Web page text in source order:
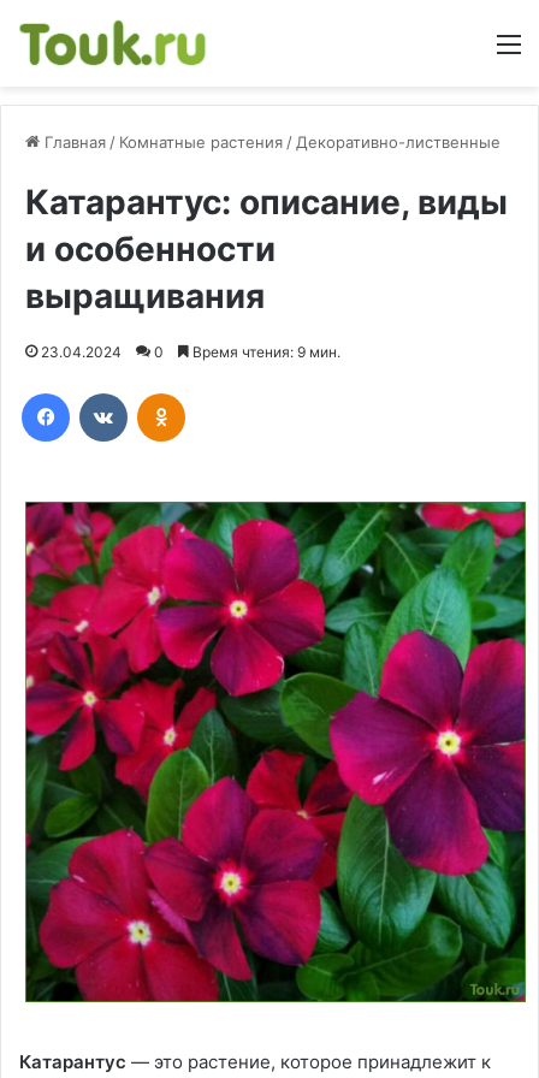
Главная / Комнатные растения / Декоративно-лиственные
Катарантус: описание, виды
и особенности
выращивания
23.04.2024 0 Время чтения: 9 мин.
Катарантус — это растение, которое принадлежит к